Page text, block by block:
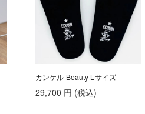
カンケル Beauty Lサイズ
29,700 円 (税込)